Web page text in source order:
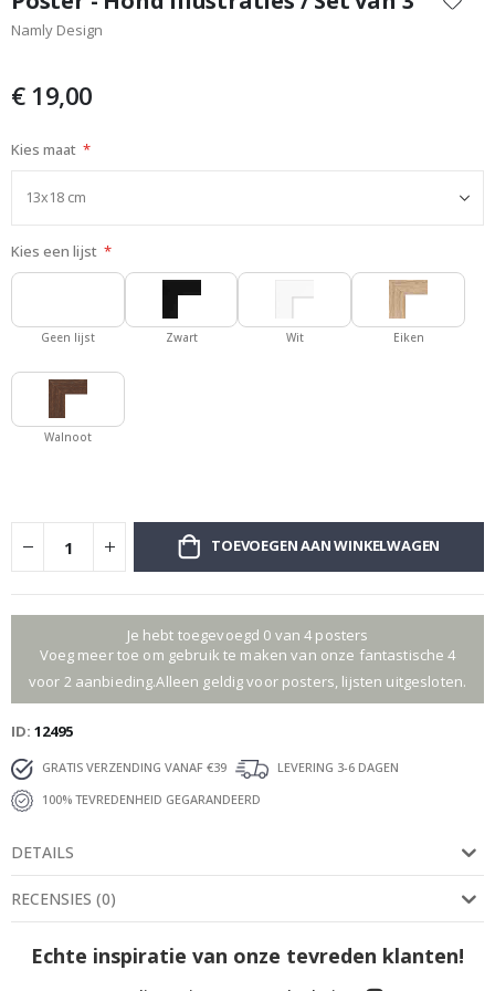
het
begin
afbeeldingen-
Namly Design
€ 19,00
Kies maat
Kies een lijst
Geen lijst Zwart Wit Eiken
Walnoot
TOEVOEGEN AAN WINKELWAGEN
Je hebt toegevoegd 0 van 4 posters
Voeg meer toe om gebruik te maken van onze fantastische 4
voor 2 aanbieding.Alleen geldig voor posters, lijsten uitgesloten.
ID 12495
GRATIS VERZENDING VANAF €39
LEVERING 3-6 DAGEN
100% TEVREDENHEID GEGARANDEERD
DETAILS
RECENSIES (0)
Echte inspiratie van onze tevreden klanten!